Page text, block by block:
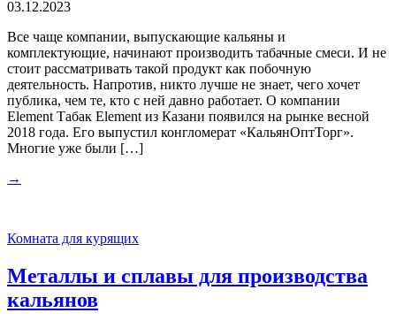
03.12.2023
Все чаще компании, выпускающие кальяны и
комплектующие, начинают производить табачные смеси. И не
стоит рассматривать такой продукт как побочную
деятельность. Напротив, никто лучше не знает, чего хочет
публика, чем те, кто с ней давно работает. О компании
Element Табак Element из Казани появился на рынке весной
2018 года. Его выпустил конгломерат «КальянОптТорг».
Многие уже были […]
→
Комната для курящих
Металлы и сплавы для производства
кальянов